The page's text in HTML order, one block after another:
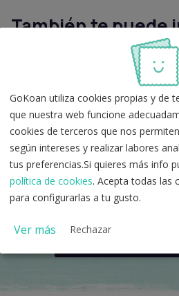
También te puede
E-book: ¿Cómo estudiar
Opotracker: Seguimiento
Plantilla de respuestas de
oposiciones).
¿Tienes alguna
CONTACTA CON
GoKoan utiliza cookies propias y de
que nuestra web funcione
cookies de terceros que nos
según intereses y realizar labores
tus preferencias.Si quieres más info
política de cookies. Acepta todas las
para configurarlas a tu gusto.
Ver más Rechazar